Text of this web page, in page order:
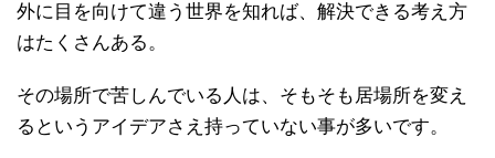
外に目を向けて違う世界を知れば、解決できる考え方
はたくさんある。
その場所で苦しんでいる人は、そもそも居場所を変え
るというアイデアさえ持っていない事が多いです。